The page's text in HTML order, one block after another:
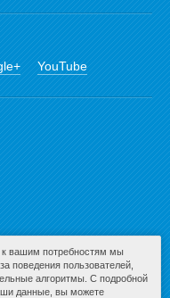
YouTube
к вашим потребностям мы
поведения пользователей,
алгоритмы. С подробной
данные, вы можете